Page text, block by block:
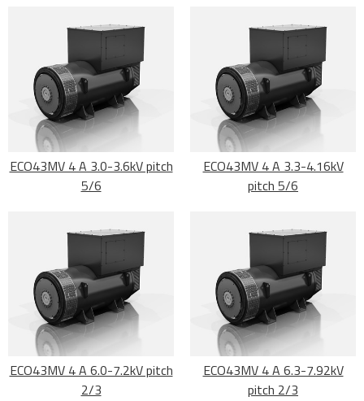
ECO43MV 4 A 3.0-3.6kV pitch
5/6
ECO43MV 4 A 3.3-4.16kV
pitch 5/6
ECO43MV 4 A 6.0-7.2kV pitch
2/3
ECO43MV 4 A 6.3-7.92kV
pitch 2/3